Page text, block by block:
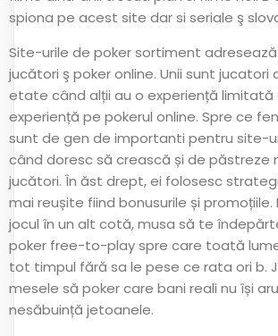
spiona pe acest site dar si seriale ş
Site-urile de poker sortiment
jucători ş poker online. Unii sunt jucatori
etate când alții au o experiență limitată
experiență pe pokerul online. Spre ce
sunt de gen de importanti pentru site-
când doresc să crească și de păstreze
jucători. În ăst drept, ei folosesc
mai reușite fiind bonusurile și promoțiile.
jocul în un alt cotă, musa să te
poker free-to-play spre care toată
tot timpul fără sa le pese ce rata ori b.
mesele să poker care bani reali nu își
nesăbuință jetoanele.